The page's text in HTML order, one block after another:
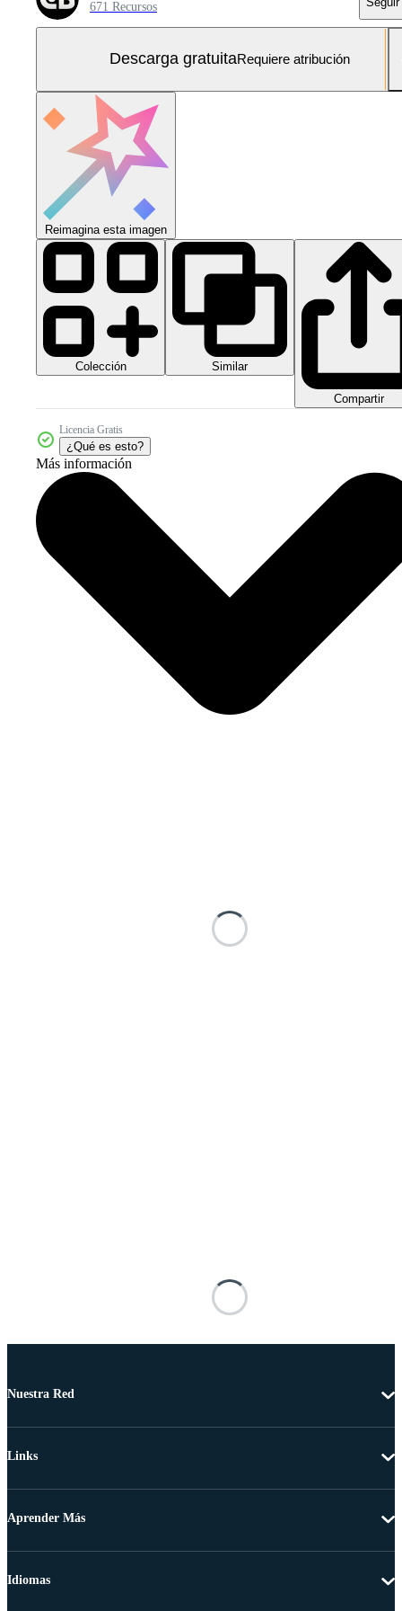
671 Recursos
Descarga gratuitaRequiere atribución
Reimagina esta imagen
Colección Similar
Compartir
Licencia Gratis
¿Qué es esto?
Más información
Nuestra Red
Links
Aprender Más
Idiomas